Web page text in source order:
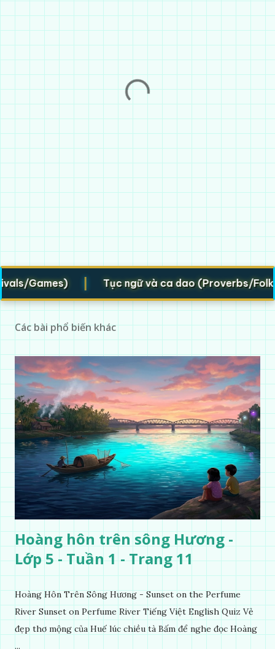
Games) | Tục ngữ và ca dao (Proverbs/Folk
Các bài phổ biến khác
Hoàng hôn trên sông Hương -
Lớp 5 - Tuần 1 - Trang 11
Hoàng Hôn Trên Sông Hương - Sunset on the Perfume
River Sunset on Perfume River Tiếng Việt English Quiz Vẻ
đẹp thơ mộng của Huế lúc chiều tà Bấm để nghe đọc Hoàng
...